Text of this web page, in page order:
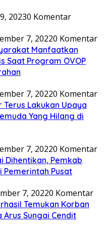
20230 Komentar
7, 20220 Komentar
Manfaatkan
Saat Program OVOP
7, 20220 Komentar
Terus Lakukan Upaya
Yang Hilang di
7, 20220 Komentar
Dihentikan, Pemkab
Pemerintah Pusat
7, 20220 Komentar
Temukan Korban
Sungai Cendit